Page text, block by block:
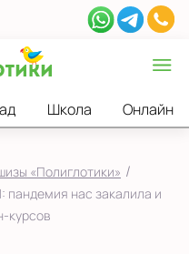
Школа Онлайн
«Полиглотики» /
пандемия нас закалила и
курсов